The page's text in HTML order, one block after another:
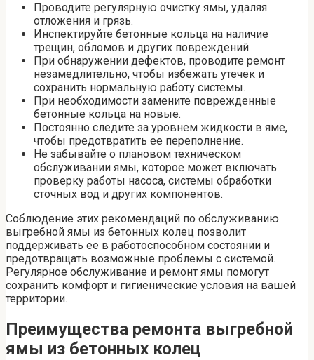
Проводите регулярную очистку ямы, удаляя
отложения и грязь.
Инспектируйте бетонные кольца на наличие
трещин, обломов и других повреждений.
При обнаружении дефектов, проводите ремонт
незамедлительно, чтобы избежать утечек и
сохранить нормальную работу системы.
При необходимости замените поврежденные
бетонные кольца на новые.
Постоянно следите за уровнем жидкости в яме,
чтобы предотвратить ее переполнение.
Не забывайте о плановом техническом
обслуживании ямы, которое может включать
проверку работы насоса, системы обработки
сточных вод и других компонентов.
Соблюдение этих рекомендаций по обслуживанию
выгребной ямы из бетонных колец позволит
поддерживать ее в работоспособном состоянии и
предотвращать возможные проблемы с системой.
Регулярное обслуживание и ремонт ямы помогут
сохранить комфорт и гигиенические условия на вашей
территории.
Преимущества ремонта выгребной
ямы из бетонных колец